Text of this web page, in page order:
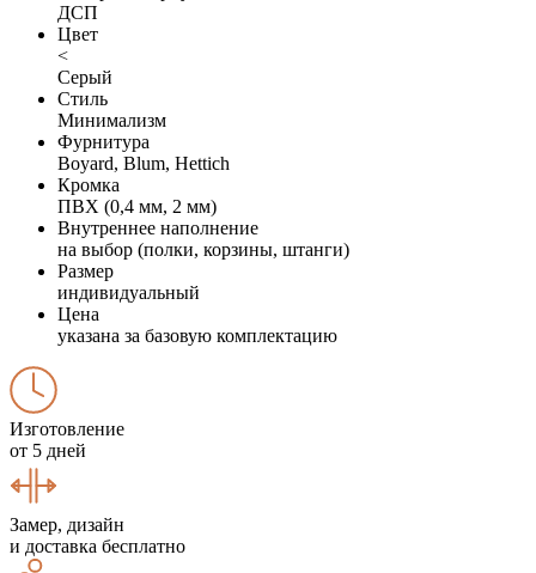
ДСП
Цвет
<
Серый
Стиль
Минимализм
Фурнитура
Boyard, Blum, Hettich
Кромка
ПВХ (0,4 мм, 2 мм)
Внутреннее наполнение
на выбор (полки, корзины, штанги)
Размер
индивидуальный
Цена
указана за базовую комплектацию
Изготовление
от 5 дней
Замер, дизайн
и доставка бесплатно